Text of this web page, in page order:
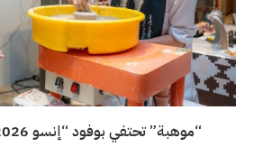
“موهبة” تحتفي بوفود “إنسو 2026” في ليلة عالمية